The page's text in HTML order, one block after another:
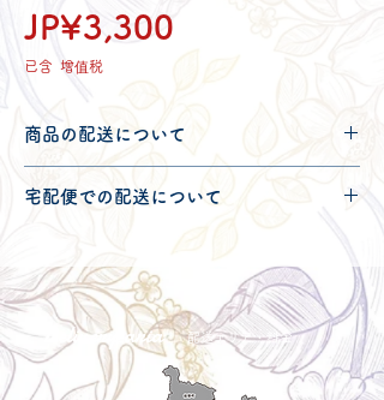
JP¥3,300
已含 增值税
商品の配送について
ラからご確認ください。
宅配便での配送について
こちらの商品は宅配便100サイズとなり
ます。
宅配便での送料につきましてはコチラ
らご確認ください。
Delivery aria配送エリア・料金